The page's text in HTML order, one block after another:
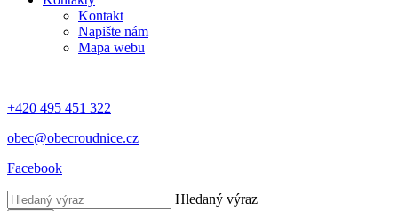
Kontakt
Napište nám
Mapa webu
+420 495 451 322
obec@obecroudnice.cz
Facebook
Hledaný výraz